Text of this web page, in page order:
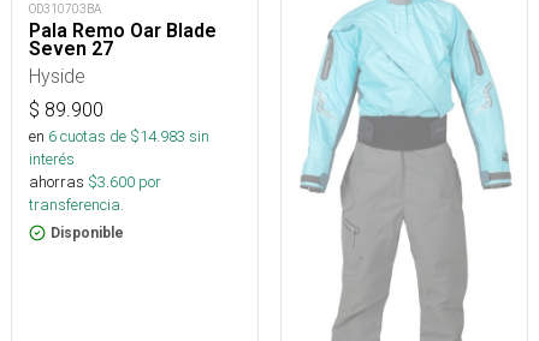
OD310703BA
Pala Remo Oar Blade
Seven 27
Hyside
$ 89.900
en 6cuotas de $14.983 sin
interés
ahorras $3.600 por
transferencia.
Disponible